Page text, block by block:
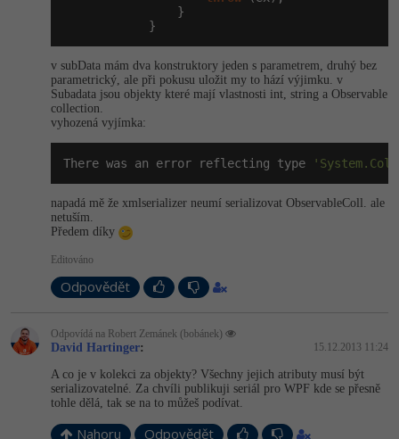
Copywriter
WordPress specialista
SEO specialista
-41%
Umělá inteligence (AI) -10%
Pro děti
Více
Fórum
Kurzy e-commerce
Testování softwaru
Datová analýza
Digitální gramotnost
-30%
Kurzy designu
HTML/CSS -80%
Photoshop -80%
-80%
Příběhy absolventů
Kariéra
                }
            }
v subData mám dva konstruktory jeden s parametrem, druhý bez
parametrický, ale při pokusu uložit my to hází výjimku. v
Subadata jsou objekty které mají vlastnosti int, string a Observable
collection.
vyhozená vyjímka:
There was an error reflecting type
napadá mě že xmlserializer neumí serializovat ObservableColl. ale
netuším.
Předem díky
Editováno
Odpovědět
Odpovídá na Robert Zemánek (bobánek)
David Hartinger: 15.12.2013 11:24
A co je v kolekci za objekty? Všechny jejich atributy musí být
serializovatelné. Za chvíli publikuji seriál pro WPF kde se přesně
tohle dělá, tak se na to můžeš podívat.
Nahoru Odpovědět